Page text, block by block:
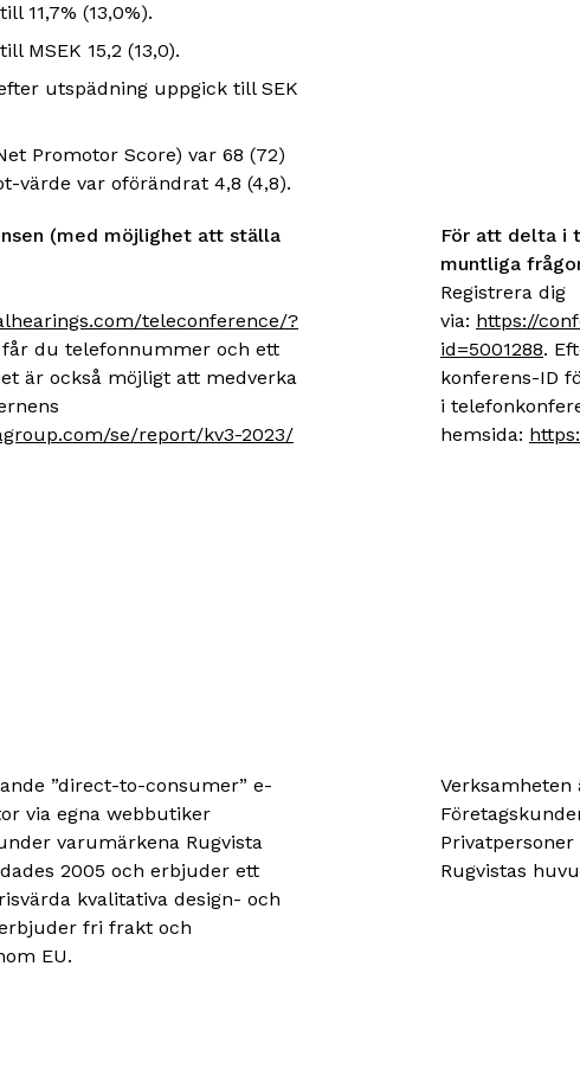
11,7% (13,0%).
MSEK 15,2 (13,0).
utspädning uppgick till SEK
Promotor Score) var 68 (72)
värde var oförändrat 4,8 (4,8).
(med möjlighet att ställa
teleconference/?
du telefonnummer och ett
är också möjligt att medverka
se/report/kv3-2023/
För att delta i
muntliga
Registrera dig
via: https://
id=5001288.
konferens-ID
i
hemsida:
”direct-to-consumer” e-
via egna webbutiker
varumärkena Rugvista
2005 och erbjuder ett
kvalitativa design- och
fri frakt och
EU.
Verksamheten
Rugvistas